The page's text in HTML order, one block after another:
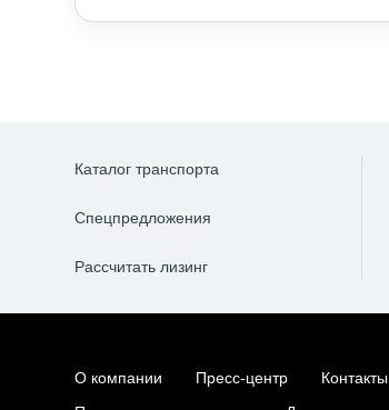
Каталог транспорта
Спецпредложения
Рассчитать лизинг
О компании Пресс-центр Контакты